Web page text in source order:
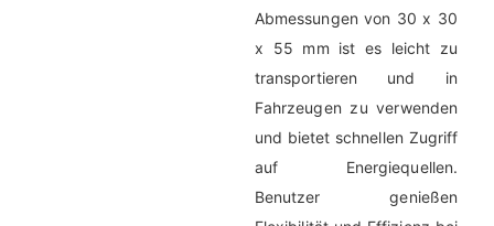
Abmessungen von 30 x 30
x 55 mm ist es leicht zu
transportieren und in
Fahrzeugen zu verwenden
und bietet schnellen Zugriff
auf Energiequellen.
Benutzer genießen